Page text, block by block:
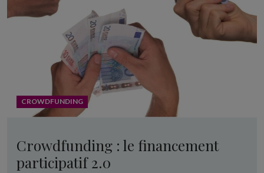
CROWDFUNDING
Crowdfunding : le financement
participatif 2.0